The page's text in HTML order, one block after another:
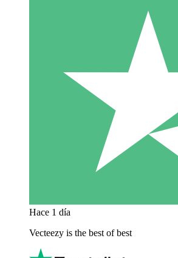
Hace 1 día
Vecteezy is the best of best